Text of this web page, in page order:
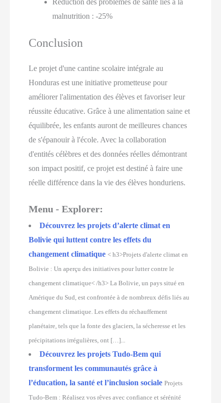
malnutrition : -25%
Conclusion
Le projet d'une cantine scolaire intégrale au
Honduras est une initiative prometteuse pour
améliorer l'alimentation des élèves et favoriser leur
réussite éducative. Grâce à une alimentation saine et
équilibrée, les enfants auront de meilleures chances
de s'épanouir à l'école. Avec la collaboration
d'entités célèbres et des données réelles démontrant
son impact positif, ce projet est destiné à faire une
réelle différence dans la vie des élèves honduriens.
Menu - Explorer:
Découvrez les projets d’alerte climat en
Bolivie qui luttent contre les effets du
changement climatique < h3>Projets d'alerte climat en
Bolivie : Un aperçu des initiatives pour lutter contre le
changement climatique< /h3> La Bolivie, un pays situé en
Amérique du Sud, est confrontée à de nombreux défis liés au
changement climatique. Les effets du réchauffement
planétaire, tels que la fonte des glaciers, la sécheresse et les
précipitations irrégulières, ont […]...
Découvrez les projets Tudo-Bem qui
transforment les communautés grâce à
l’éducation, la santé et l’inclusion sociale Projets
Tudo-Bem : Réalisez vos rêves avec confiance et sérénité